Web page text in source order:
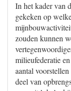
In het kader van
gekeken op
zouden kunnen
milieufederatie
aantal
deel van